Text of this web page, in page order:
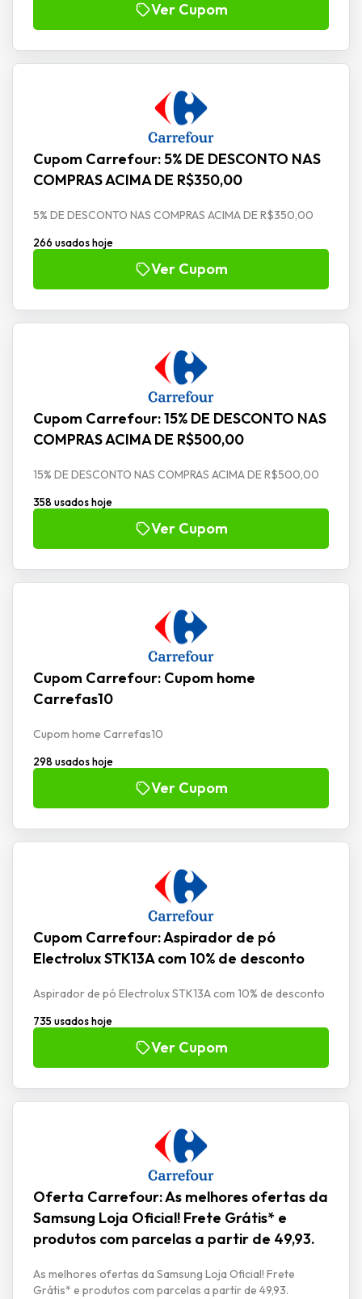
Ver Cupom
Cupom Carrefour: 5% DE DESCONTO NAS
COMPRAS ACIMA DE R$350,00
5% DE DESCONTO NAS COMPRAS ACIMA DE R$350,00
266 usados hoje
Ver Cupom
Cupom Carrefour: 15% DE DESCONTO NAS
COMPRAS ACIMA DE R$500,00
15% DE DESCONTO NAS COMPRAS ACIMA DE R$500,00
358 usados hoje
Ver Cupom
Cupom Carrefour: Cupom home
Carrefas10
Cupom home Carrefas10
298 usados hoje
Ver Cupom
Cupom Carrefour: Aspirador de pó
Electrolux STK13A com 10% de desconto
Aspirador de pó Electrolux STK13A com 10% de desconto
735 usados hoje
Ver Cupom
Oferta Carrefour: As melhores ofertas da
Samsung Loja Oficial! Frete Grátis* e
produtos com parcelas a partir de 49,93.
As melhores ofertas da Samsung Loja Oficial! Frete
Grátis* e produtos com parcelas a partir de 49,93.